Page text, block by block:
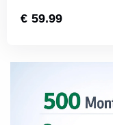
€ 59.99